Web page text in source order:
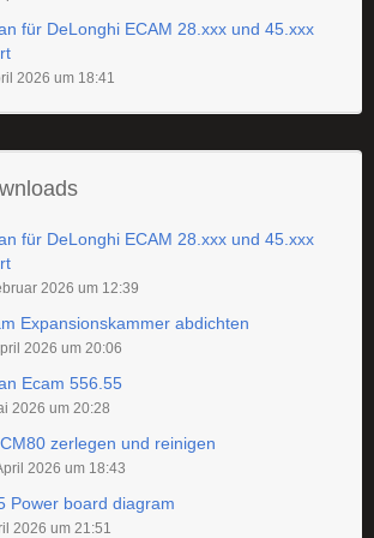
für DeLonghi ECAM 28.xxx und 45.xxx
2026 um 18:41
für DeLonghi ECAM 28.xxx und 45.xxx
2026 um 12:39
Expansionskammer abdichten
2026 um 20:06
Ecam 556.55
2026 um 20:28
zerlegen und reinigen
2026 um 18:43
Power board diagram
2026 um 21:51